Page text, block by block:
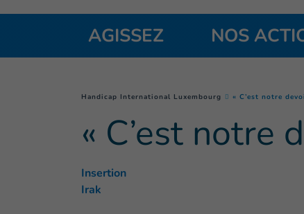
AGISSEZ
NOS
You are here :
Handicap International Luxembourg « C’est notre
« C’est notre
Insertion
Irak